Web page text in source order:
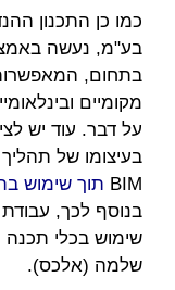
כמו כן התכנון
בע"מ, נעשה
בתחום,
מקומיים
על דבר. עוד יש
בעיצומו של
BIM תוך שימוש
שימוש בכלי תכנה
שלמה (אלכס).